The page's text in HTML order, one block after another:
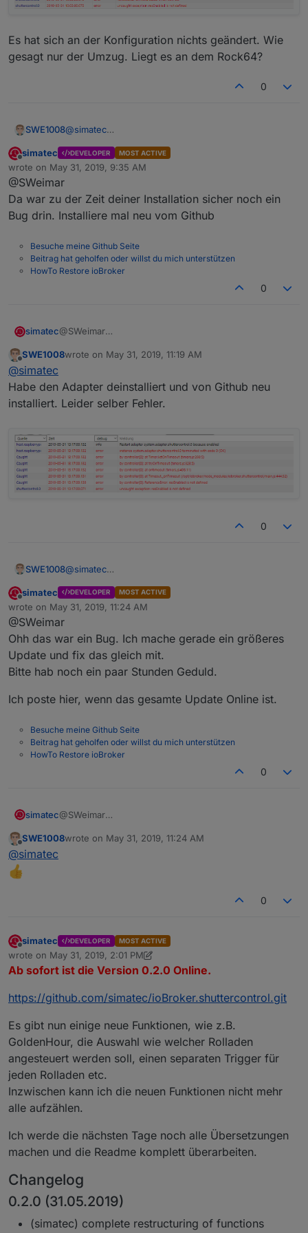
Es hat sich an der Konfiguration nichts geändert. Wie
gesagt nur der Umzug. Liegt es an dem Rock64?
0
SWE1008@simatec
ich habe letzte Woche mein ioBroker System von
einem Raspi auf ein Rock64 umgezogen. Seitdem
fahren soll:
gesagt nur der Umzug. Liegt es an dem Rock64?
Offline
simatec DEVELOPER MOST ACTIVE
wrote on May 31, 2019, 9:35 AM
last edited by
@SWeimar
Da war zu der Zeit deiner Installation sicher noch ein
Bug drin. Installiere mal neu vom Github
Besuche meine Github Seite
Beitrag hat geholfen oder willst du mich unterstützen
HowTo Restore ioBroker
0
simatec@SWeimar
Bug drin. Installiere mal neu vom Github
Offline
SWE1008wrote on May 31, 2019, 11:19 AM
last edited by
@simatec
Habe den Adapter deinstalliert und von Github neu
installiert. Leider selber Fehler.
0
SWE1008@simatec
installiert. Leider selber Fehler.
Offline
simatec DEVELOPER MOST ACTIVE
wrote on May 31, 2019, 11:24 AM
last edited by
@SWeimar
Ohh das war ein Bug. Ich mache gerade ein größeres
Update und fix das gleich mit.
Bitte hab noch ein paar Stunden Geduld.
Ich poste hier, wenn das gesamte Update Online ist.
Besuche meine Github Seite
Beitrag hat geholfen oder willst du mich unterstützen
HowTo Restore ioBroker
0
simatec@SWeimar
Update und fix das gleich mit.
Ich poste hier, wenn das gesamte Update Online ist.
Offline
SWE1008wrote on May 31, 2019, 11:24 AM
last edited by
@simatec
0
Offline
simatec DEVELOPER MOST ACTIVE
wrote on May 31, 2019, 2:01 PM
last edited by simatecMay 31, 2019, 4:05 PM
Ab sofort ist die Version 0.2.0 Online.
https://github.com/simatec/ioBroker.shuttercontrol.git
Es gibt nun einige neue Funktionen, wie z.B.
GoldenHour, die Auswahl wie welcher Rolladen
angesteuert werden soll, einen separaten Trigger für
jeden Rolladen etc.
Inzwischen kann ich die neuen Funktionen nicht mehr
alle aufzählen.
Ich werde die nächsten Tage noch alle Übersetzungen
machen und die Readme komplett überarbeiten.
Changelog
0.2.0 (31.05.2019)
(simatec) complete restructuring of functions